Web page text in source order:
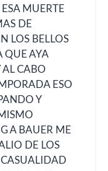
MUERTE
DE
LOS BELLOS
QUE AYA
CABO
ESO
Y
A BAUER ME
DE LOS